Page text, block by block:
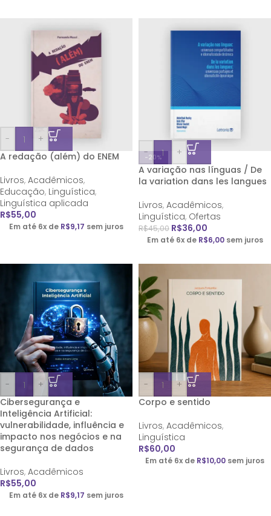
-
+
A redação (além) do ENEM
Livros, Acadêmicos,
Educação, Linguística,
Linguística aplicada
R$55,00
Em até 6x de R$9,17 sem juros
-20%
-
+
A variação nas línguas / De
la variation dans les langues
Livros, Acadêmicos,
Linguística, Ofertas
R$45,00 R$36,00
Em até 6x de R$6,00 sem juros
-
+
Cibersegurança e
Inteligência Artificial:
vulnerabilidade, influência e
impacto nos negócios e na
segurança de dados
Livros, Acadêmicos
R$55,00
Em até 6x de R$9,17 sem juros
-
+
Corpo e sentido
Livros, Acadêmicos,
Linguística
R$60,00
Em até 6x de R$10,00 sem juros